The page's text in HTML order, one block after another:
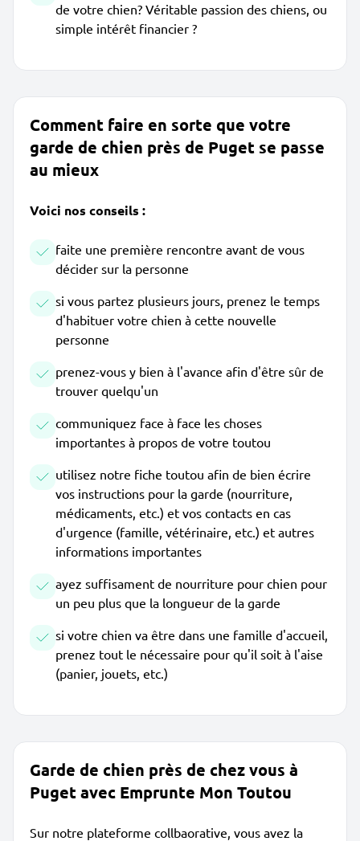
de votre chien? Véritable passion des chiens, ou
simple intérêt financier ?
Comment faire en sorte que votre
garde de chien près de Puget se passe
au mieux
Voici nos conseils :
faite une première rencontre avant de vous
décider sur la personne
si vous partez plusieurs jours, prenez le temps
d'habituer votre chien à cette nouvelle
personne
prenez-vous y bien à l'avance afin d'être sûr de
trouver quelqu'un
communiquez face à face les choses
importantes à propos de votre toutou
utilisez notre fiche toutou afin de bien écrire
vos instructions pour la garde (nourriture,
médicaments, etc.) et vos contacts en cas
d'urgence (famille, vétérinaire, etc.) et autres
informations importantes
ayez suffisament de nourriture pour chien pour
un peu plus que la longueur de la garde
si votre chien va être dans une famille d'accueil,
prenez tout le nécessaire pour qu'il soit à l'aise
(panier, jouets, etc.)
Garde de chien près de chez vous à
Puget avec Emprunte Mon Toutou
Sur notre plateforme collbaorative, vous avez la